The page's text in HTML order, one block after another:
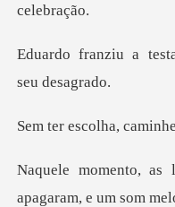
lha,
apagar